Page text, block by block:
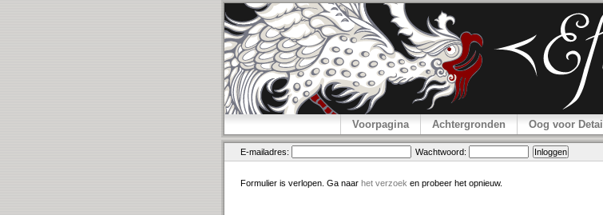
Voorpagina Achtergronden Oog voor Detail
E-mailadres: Wachtwoord:
Formulier is verlopen. Ga naar het verzoek en probeer het opnieuw.